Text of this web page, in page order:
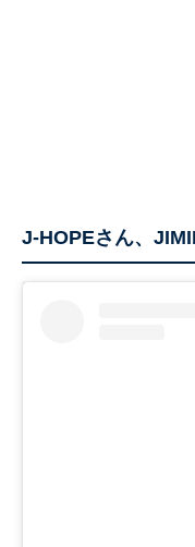
J-HOPEさん、